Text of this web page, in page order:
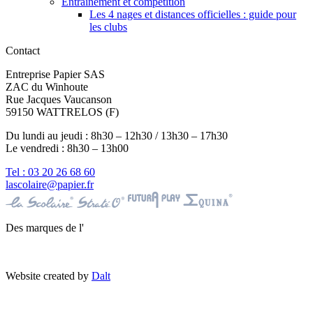
Les 4 nages et distances officielles : guide pour
les clubs
Contact
Entreprise Papier SAS
ZAC du Winhoute
Rue Jacques Vaucanson
59150 WATTRELOS (F)
Du lundi au jeudi : 8h30 – 12h30 / 13h30 – 17h30
Le vendredi : 8h30 – 13h00
Tel : 03 20 26 68 60
lascolaire@papier.fr
Des marques de l'
Website created by Dalt